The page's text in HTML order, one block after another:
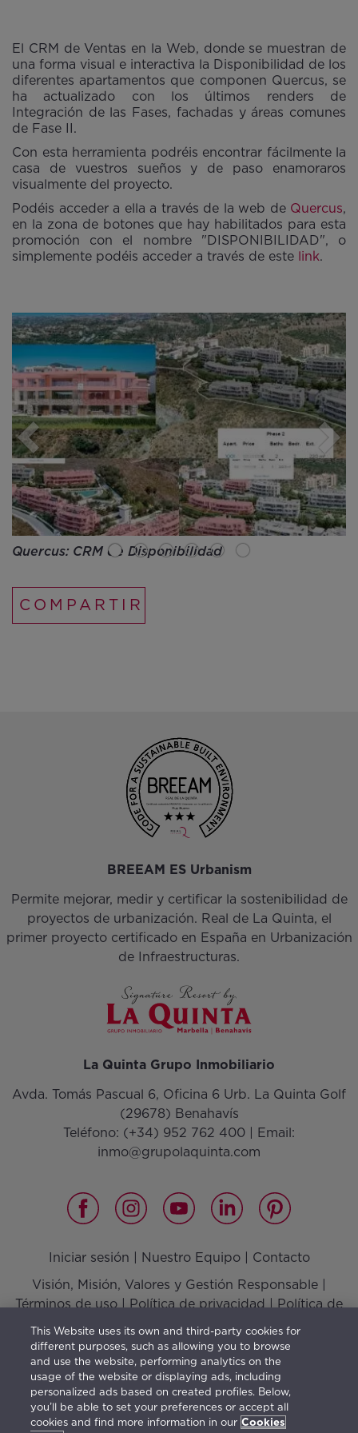
Quercus: CRM de Disponibilidad
El CRM de Ventas en la Web, donde se muestran de
una forma visual e interactiva la Disponibilidad de los
diferentes apartamentos que componen Quercus, se
ha actualizado con los últimos renders de
Integración de las Fases, fachadas y áreas comunes
de Fase II.
Con esta herramienta podréis encontrar fácilmente la
casa de vuestros sueños y de paso enamoraros
visualmente del proyecto.
Podéis acceder a ella a través de la web de Quercus,
en la zona de botones que hay habilitados para esta
promoción con el nombre "DISPONIBILIDAD", o
simplemente podéis acceder a través de este link.
COMPARTIR
BREEAM ES Urbanism
Permite mejorar, medir y certificar la sostenibilidad de
proyectos de urbanización. Real de La Quinta, el
primer proyecto certificado en España en Urbanización
de Infraestructuras.
La Quinta Grupo Inmobiliario
Avda. Tomás Pascual 6, Oficina 6 Urb. La Quinta Golf
(29678) Benahavís
Teléfono: (+34) 952 762 400 | Email:
inmo@grupolaquinta.com
Iniciar sesión Nuestro Equipo| Contacto
Visión, Misión, Valores y Gestión Responsable
Términos de uso
Política de privacidad
Política de
El mobiliario indica una posible distribución y no está
incluido en la venta. La información facilitada con este
This Website uses its own and third-party cookies for
different purposes, such as allowing you to browse
and use the website, performing analytics on the
usage of the website or displaying ads, including
personalized ads based on created profiles. Below,
you’ll be able to set your preferences or accept all
cookies and find more information in our Cookies